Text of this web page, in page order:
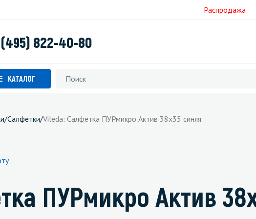
Распродажа
822-40-80
КАТАЛОГ
/Салфетки/Vileda: Салфетка ПУРмикро Актив 38х35 синяя
ПУРмикро Актив